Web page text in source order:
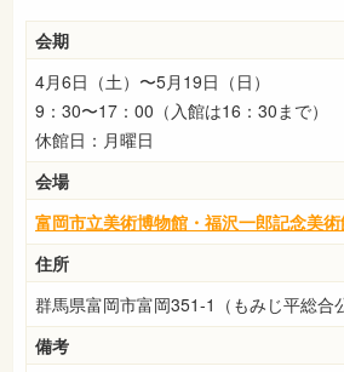
会期
4月6日（土）〜5月19日（日）
9：30〜17：00（入館は16：30まで）
休館日：月曜日
会場
富岡市立美術博物館・福沢一郎記念美
住所
群馬県富岡市富岡351-1（もみじ平総合
備考